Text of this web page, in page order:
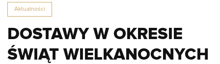
Aktualności
DOSTAWY W OKRESIE
ŚWIĄT WIELKANOCNYCH